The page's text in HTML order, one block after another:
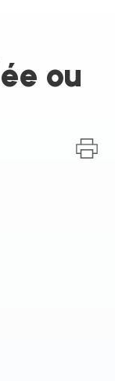
ou